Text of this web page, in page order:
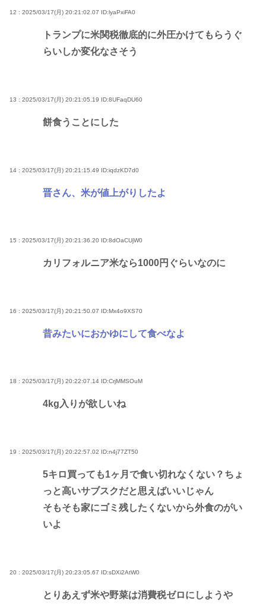
12 : 2025/03/17(月) 20:21:02.07 ID:lyaPxiFA0
トランプに米関税徹底的に外圧かけてもらうぐ
らいしか変化なさそう
13 : 2025/03/17(月) 20:21:05.19 ID:8UFaqDU60
餅食うことにした
14 : 2025/03/17(月) 20:21:15.49 ID:iqdzKD7d0
晋さん、米が値上がりしたよ
15 : 2025/03/17(月) 20:21:36.20 ID:8dOaCUjW0
カリフォルニア米なら1000円ぐらいなのに
16 : 2025/03/17(月) 20:21:50.07 ID:Mx4o9XS70
昔みたいにおかゆにして食べなよ
18 : 2025/03/17(月) 20:22:07.14 ID:CrjMMSOuM
4kg入りが欲しいね
19 : 2025/03/17(月) 20:22:57.02 ID:n4j77ZT50
5キロ買っても1ヶ月で食い切れなくない？ちょ
っと高いサブスクだと思えばいいじゃん
そもそも家にゴミ残したくないから外食のがい
いよ
20 : 2025/03/17(月) 20:23:05.67 ID:sDXi2AtW0
とりあえず米や野菜は消費税ゼロにしようや